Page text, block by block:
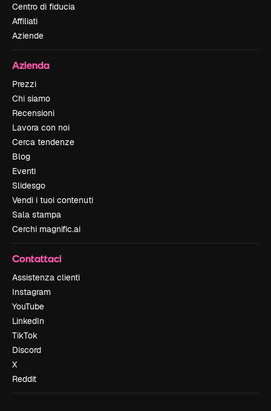
Centro di fiducia
Affiliati
Aziende
Azienda
Prezzi
Chi siamo
Recensioni
Lavora con noi
Cerca tendenze
Blog
Eventi
Slidesgo
Vendi i tuoi contenuti
Sala stampa
Cerchi magnific.ai
Contattaci
Assistenza clienti
Instagram
YouTube
LinkedIn
TikTok
Discord
X
Reddit